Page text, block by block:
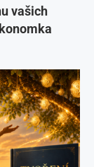
vašich